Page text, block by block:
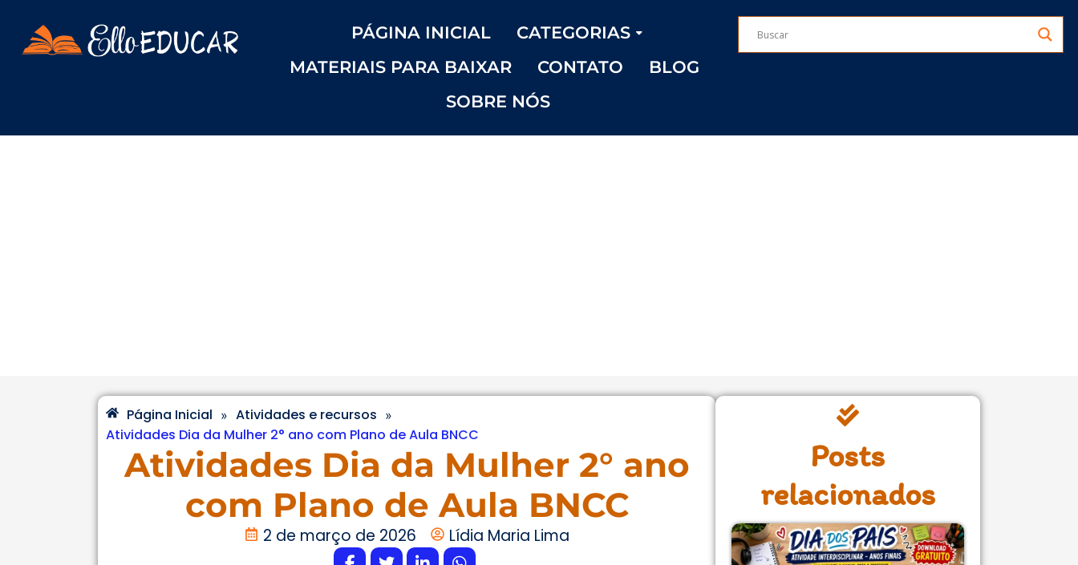
PÁGINA INICIAL
CATEGORIAS
MATERIAIS PARA BAIXAR
CONTATO
BLOG
SOBRE NÓS
Página Inicial » Atividades e recursos »
Atividades Dia da Mulher 2° ano com Plano de Aula BNCC
Atividades Dia da Mulher 2° ano
com Plano de Aula BNCC
2 de março de 2026 Lídia Maria Lima
Posts
relacionados